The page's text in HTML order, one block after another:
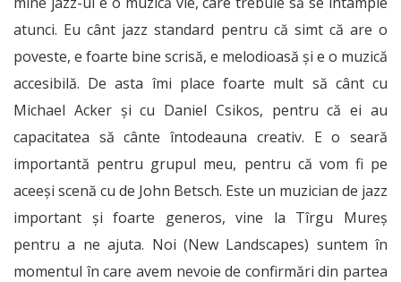
atunci. Eu cânt jazz standard pentru că simt că are o
poveste, e foarte bine scrisă, e melodioasă și e o muzică
accesibilă. De asta îmi place foarte mult să cânt cu
Michael Acker și cu Daniel Csikos, pentru că ei au
capacitatea să cânte întodeauna creativ. E o seară
importantă pentru grupul meu, pentru că vom fi pe
aceeși scenă cu de John Betsch. Este un muzician de jazz
important și foarte generos, vine la Tîrgu Mureș
pentru a ne ajuta. Noi (New Landscapes) suntem în
momentul în care avem nevoie de confirmări din partea